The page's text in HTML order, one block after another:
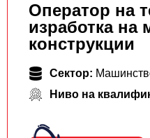
Оператор на
изработка на
конструкции
Сектор:
Ниво на